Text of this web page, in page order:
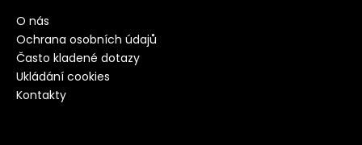
O nás
Ochrana osobních údajů
Často kladené dotazy
Ukládání cookies
Kontakty